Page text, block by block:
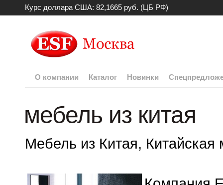
Курс доллара США: 82,1665 руб. (ЦБ РФ)
О компании Каталог Новинки
мебель из китая
Мебель из Китая, Китайская